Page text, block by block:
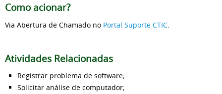
Como acionar?
Via Abertura de Chamado no Portal Suporte CTIC
Atividades Relacionadas
Registrar problema de software;
Solicitar análise de computador;